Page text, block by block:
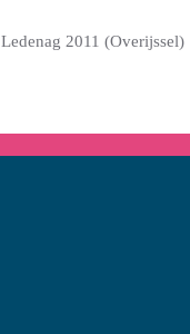
2011 (Overijssel)